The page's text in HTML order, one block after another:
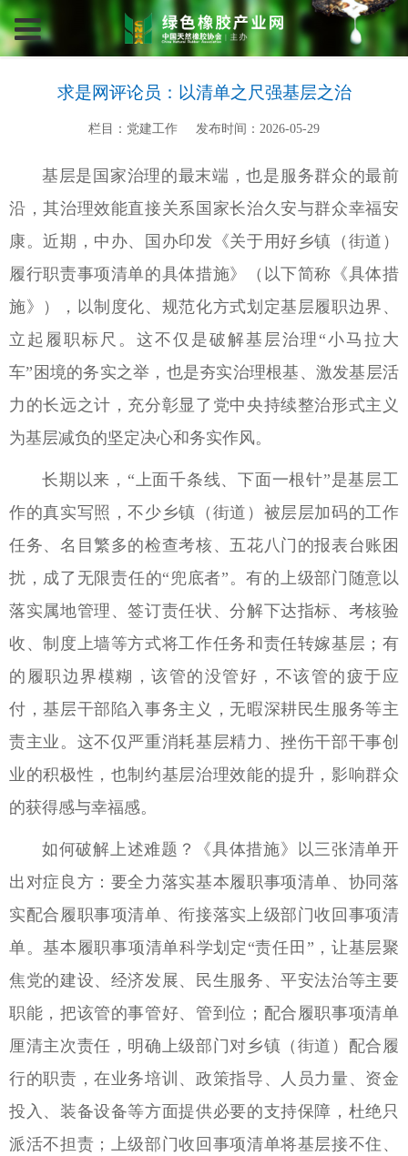
求是网评论员：以清单之尺强基层之治
栏目：党建工作 发布时间：2026-05-29
基层是国家治理的最末端，也是服务群众的最前
沿，其治理效能直接关系国家长治久安与群众幸福安
康。近期，中办、国办印发《关于用好乡镇（街道）
履行职责事项清单的具体措施》（以下简称《具体措
施》），以制度化、规范化方式划定基层履职边界、
立起履职标尺。这不仅是破解基层治理“小马拉大
车”困境的务实之举，也是夯实治理根基、激发基层活
力的长远之计，充分彰显了党中央持续整治形式主义
为基层减负的坚定决心和务实作风。
长期以来，“上面千条线、下面一根针”是基层工
作的真实写照，不少乡镇（街道）被层层加码的工作
任务、名目繁多的检查考核、五花八门的报表台账困
扰，成了无限责任的“兜底者”。有的上级部门随意以
落实属地管理、签订责任状、分解下达指标、考核验
收、制度上墙等方式将工作任务和责任转嫁基层；有
的履职边界模糊，该管的没管好，不该管的疲于应
付，基层干部陷入事务主义，无暇深耕民生服务等主
责主业。这不仅严重消耗基层精力、挫伤干部干事创
业的积极性，也制约基层治理效能的提升，影响群众
的获得感与幸福感。
如何破解上述难题？《具体措施》以三张清单开
出对症良方：要全力落实基本履职事项清单、协同落
实配合履职事项清单、衔接落实上级部门收回事项清
单。基本履职事项清单科学划定“责任田”，让基层聚
焦党的建设、经济发展、民生服务、平安法治等主要
职能，把该管的事管好、管到位；配合履职事项清单
厘清主次责任，明确上级部门对乡镇（街道）配合履
行的职责，在业务培训、政策指导、人员力量、资金
投入、装备设备等方面提供必要的支持保障，杜绝只
派活不担责；上级部门收回事项清单将基层接不住、